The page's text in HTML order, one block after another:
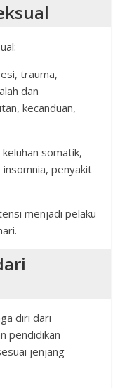
trauma,
dan
kecanduan,
somatik,
insomnia, penyakit
menjadi pelaku
diri dari
pendidikan
jenjang